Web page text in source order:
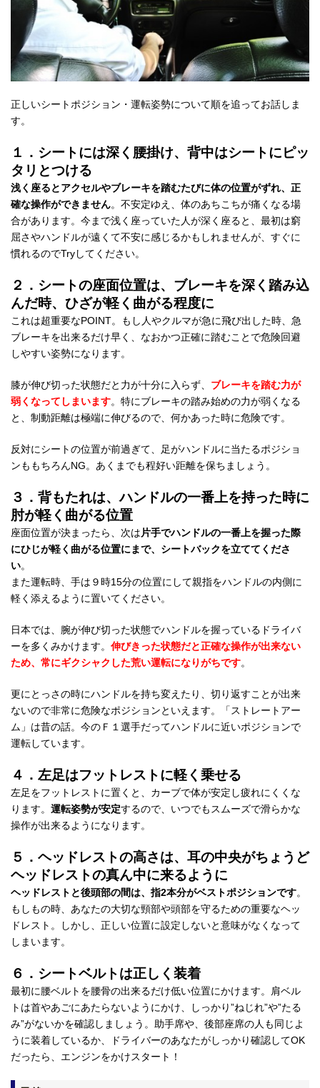
正しいシートポジション・運転姿勢について順を追ってお話しま
す。
１．シートには深く腰掛け、背中はシートにピッ
タリとつける
浅く座るとアクセルやブレーキを踏むたびに体の位置がずれ、正
確な操作ができません。不安定ゆえ、体のあちこちが痛くなる場
合があります。今まで浅く座っていた人が深く座ると、最初は窮
屈さやハンドルが遠くて不安に感じるかもしれませんが、すぐに
慣れるのでTryしてください。
２．シートの座面位置は、ブレーキを深く踏み込
んだ時、ひざが軽く曲がる程度に
これは超重要なPOINT。もし人やクルマが急に飛び出した時、急
ブレーキを出来るだけ早く、なおかつ正確に踏むことで危険回避
しやすい姿勢になります。
膝が伸び切った状態だと力が十分に入らず、 ブレーキを踏む力が
弱くなってしまいます。特にブレーキの踏み始めの力が弱くなる
と、制動距離は極端に伸びるので、何かあった時に危険です。
反対にシートの位置が前過ぎて、足がハンドルに当たるポジショ
ンももちろんNG。あくまでも程好い距離を保ちましょう。
３．背もたれは、ハンドルの一番上を持った時に
肘が軽く曲がる位置
座面位置が決まったら、次は片手でハンドルの一番上を握った際
にひじが軽く曲がる位置にまで、シートバックを立ててくださ
い。
また運転時、手は９時15分の位置にして親指をハンドルの内側に
軽く添えるように置いてください。
日本では、腕が伸び切った状態でハンドルを握っているドライバ
ーを多くみかけます。 伸びきった状態だと正確な操作が出来ない
ため、常にギクシャクした荒い運転になりがちです。
更にとっさの時にハンドルを持ち変えたり、切り返すことが出来
ないので非常に危険なポジションといえます。「ストレートアー
ム」は昔の話。今のＦ１選手だってハンドルに近いポジションで
運転しています。
４．左足はフットレストに軽く乗せる
左足をフットレストに置くと、カーブで体が安定し疲れにくくな
ります。 運転姿勢が安定するので、いつでもスムーズで滑らかな
操作が出来るようになります。
５．ヘッドレストの高さは、耳の中央がちょうど
ヘッドレストの真ん中に来るように
ヘッドレストと後頭部の間は、指2本分がベストポジションです。
もしもの時、あなたの大切な頸部や頭部を守るための重要なヘッ
ドレスト。しかし、正しい位置に設定しないと意味がなくなって
しまいます。
６．シートベルトは正しく装着
最初に腰ベルトを腰骨の出来るだけ低い位置にかけます。肩ベル
トは首やあごにあたらないようにかけ、しっかり”ねじれ”や”たる
み”がないかを確認しましょう。助手席や、後部座席の人も同じよ
うに装着しているか、ドライバーのあなたがしっかり確認してOK
だったら、エンジンをかけスタート！